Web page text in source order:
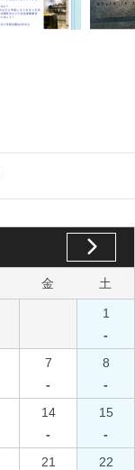
金 土
1
-
7
-
8
-
14
-
15
-
21
22